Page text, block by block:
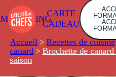
CARTE
CADEAU
Accueil > Recettes de cuisine
canard > Brochette de
saison